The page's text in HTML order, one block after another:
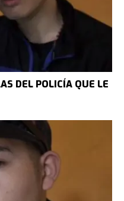
DEL POLICÍA QUE LE